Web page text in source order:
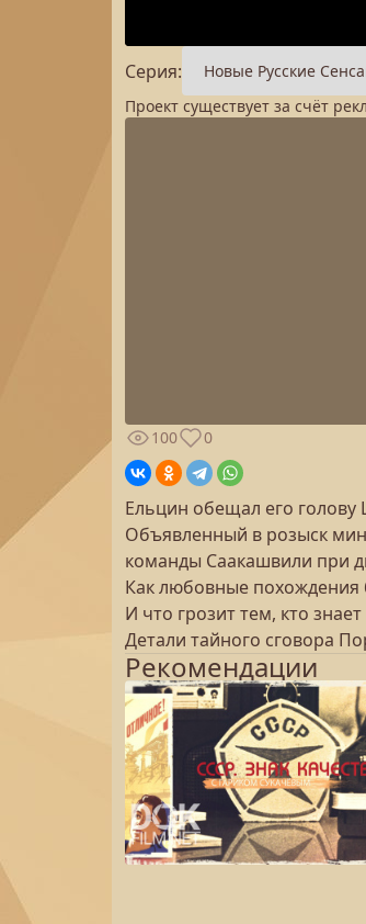
Серия:
Проект существует за счёт
100
0
Ельцин обещал его
Объявленный в розыск
команды Саакашвили при
Как любовные похождения
И что грозит тем, кто
Детали тайного сговора
Рекомендации